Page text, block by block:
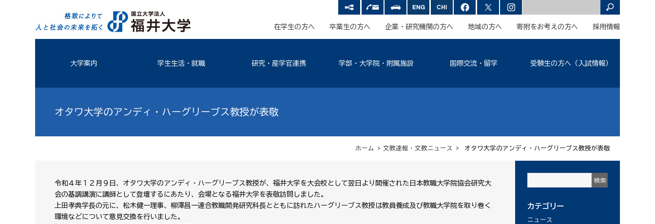
在学生の方へ 卒業生の方へ 企業・研究機関の方へ 地域の方へ 寄附をお考えの方へ 採用情報
大学案内 学生生活・就職 研究・産学官連携 学部・大学院・附属施設 国際交流・留学 受験生の方へ（入試情報）
オタワ大学のアンディ・ハーグリーブス教授が表敬
ホーム > 文教速報・文教ニュース > オタワ大学のアンディ・ハーグリーブス教授が表敬
令和４年１２月９日、オタワ大学のアンディ・ハーグリーブス教授が、福井大学を大会校として翌日より開催された日本教職大学院協会研究大
会の基調講演に講師として登壇するにあたり、会場となる福井大学を表敬訪問しました。
上田孝典学長の元に、松木健一理事、柳澤昌一連合教職開発研究科長とともに訪れたハーグリーブス教授は教員養成及び教職大学院を取り巻く
環境などについて意見交換を行いました。
カテゴリー
ニュース